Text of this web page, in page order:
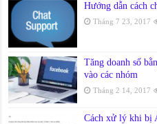
Hướng dẫn cách
Tháng 7 23, 2017
Tăng doanh số
vào các nhóm
Tháng 2 14, 2017
Cách xử lý khi bị